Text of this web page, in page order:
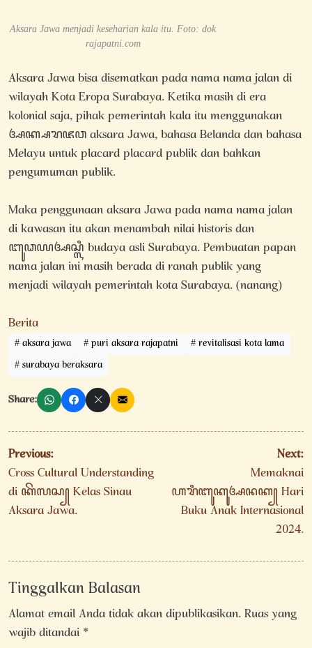
Aksara Jawa menjadi keseharian kala itu. Foto: dok
rajapatni.com
Aksara Jawa bisa disematkan pada nama nama jalan di
wilayah Kota Eropa Surabaya. Ketika masih di era
kolonial saja, pihak pemerintah kala itu menggunakan
ꦄꦏ꧀ꦱꦫꦗꦮ aksara Jawa, bahasa Belanda dan bahasa
Melayu untuk placard placard publik dan bahkan
pengumuman publik.
Maka penggunaan aksara Jawa pada nama nama jalan
di kawasan itu akan menambah nilai historis dan
ꦧꦸꦣꦪꦄꦱ꧀ꦭꦶ budaya asli Surabaya. Pembuatan papan
nama jalan ini masih berada di ranah publik yang
menjadi wilayah pemerintah kota Surabaya. (nanang)
Berita
aksara jawa puri aksara rajapatni
revitalisasi kota lama
surabaya beraksara
Share:
Navigasi
pos
Previous:
Cross Cultural Understanding
di ꦏꦼꦭꦱ꧀ Kelas Sinau
Aksara Jawa.
Next:
Memaknai
ꦲꦫꦶꦧꦸꦏꦸꦄꦤꦏ꧀ Hari
Buku Anak Internasional
2024.
Tinggalkan Balasan
Alamat email Anda tidak akan dipublikasikan.Ruas yang
wajib ditandai*